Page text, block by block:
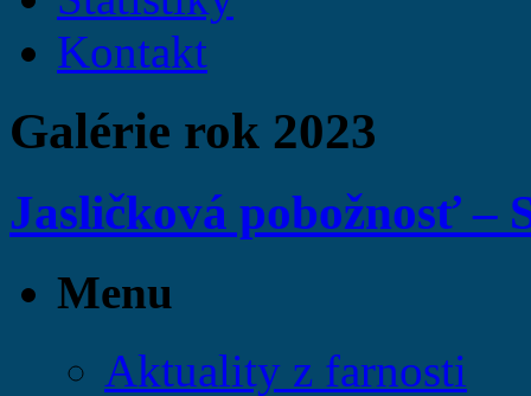
Kontakt
Galérie rok 2023
Jasličková pobožnosť –
Menu
Aktuality z farnosti